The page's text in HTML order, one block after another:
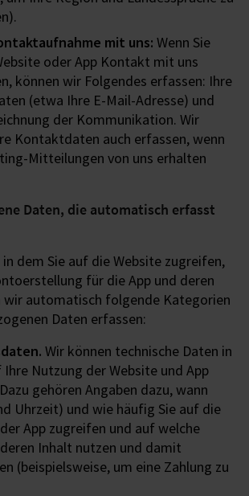
mit uns: Wenn Sie
oder App Kontakt mit uns
können wir Folgendes erfassen: Ihre
(etwa Ihre E-Mail-Adresse) und
der Kommunikation. Wir
Kontaktdaten auch erfassen, wenn
Mitteilungen von uns erhalten
Daten, die automatisch erfasst
dem Sie auf die Website zugreifen,
für die App und deren
wir automatisch folgende Kategorien
Daten erfassen:
Wir können technische Daten in
Ihre Nutzung der Website und App
gehören Angaben dazu, wann
Uhrzeit) und wie häufig Sie auf die
App zugreifen und auf welche
Inhalt nutzen und damit
(beispielsweise, um eine Zahlung zu